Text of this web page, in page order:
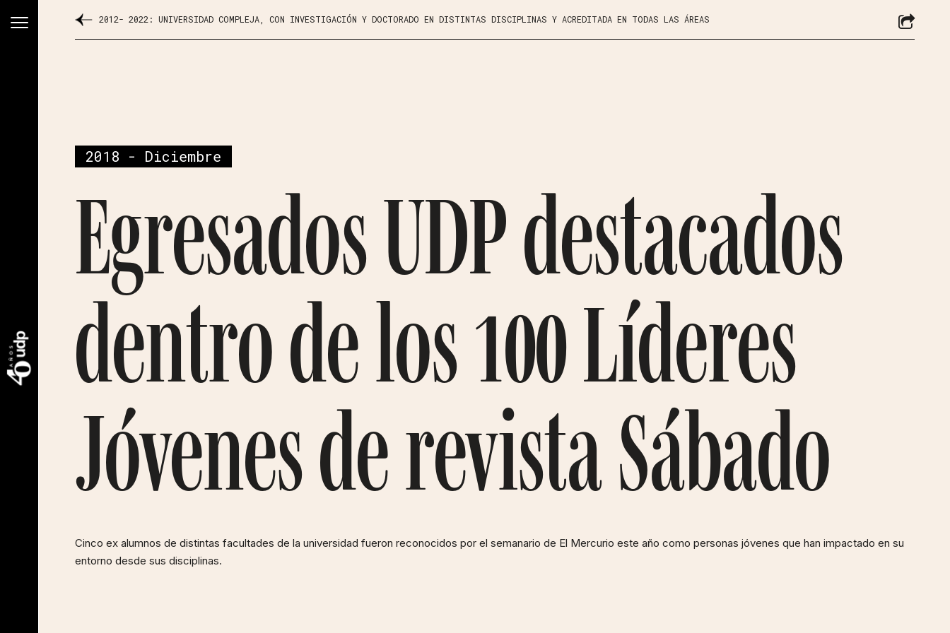
2012- 2022: UNIVERSIDAD COMPLEJA, CON INVESTIGACIÓN Y DOCTORADO EN DISTINTAS DISCIPLINAS Y ACREDITADA EN TODAS LAS ÁREAS
2018 - Diciembre
Egresados UDP destacados
dentro de los 100 Líderes
Jóvenes de revista Sábado
Cinco ex alumnos de distintas facultades de la universidad fueron reconocidos por el semanario de El Mercurio este año como personas jóvenes que han impactado en su
entorno desde sus disciplinas.